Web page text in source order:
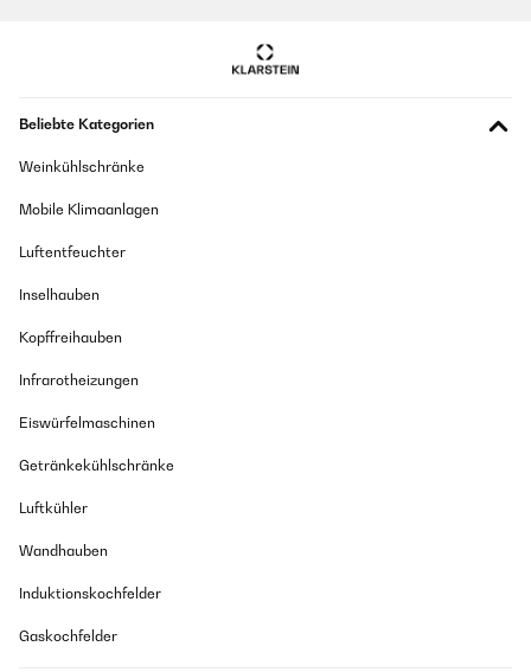
Beliebte Kategorien
Weinkühlschränke
Mobile Klimaanlagen
Luftentfeuchter
Inselhauben
Kopffreihauben
Infrarotheizungen
Eiswürfelmaschinen
Getränkekühlschränke
Luftkühler
Wandhauben
Induktionskochfelder
Gaskochfelder